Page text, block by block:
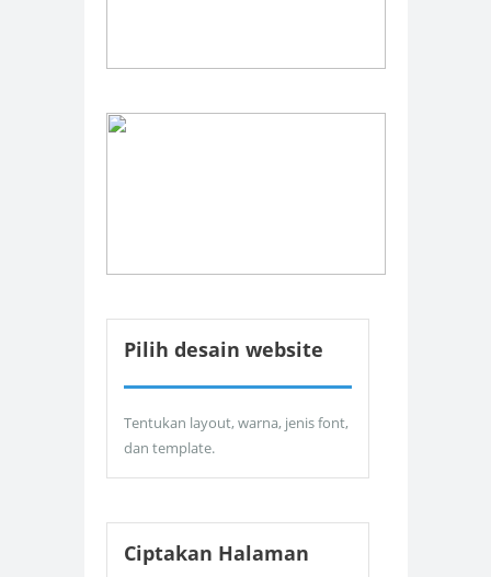
Pilih desain website
Tentukan layout, warna, jenis font,
dan template.
Ciptakan Halaman